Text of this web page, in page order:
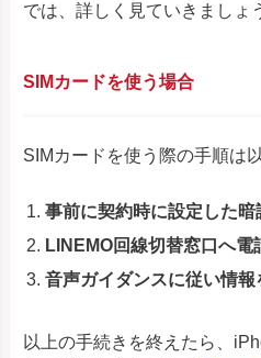
では、詳しく見ていきましょ
SIMカードを使う場合
SIMカードを使う際の手順は
事前に契約時に設定した暗
LINEMO回線切替窓口へ電
音声ガイダンスに従い情報
以上の手続きを終えたら、